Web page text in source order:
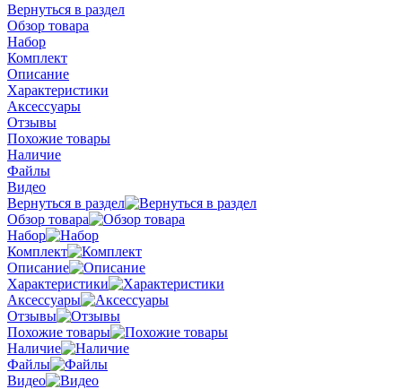
Вернуться в раздел
Обзор товара
Набор
Комплект
Описание
Характеристики
Аксессуары
Отзывы
Похожие товары
Наличие
Файлы
Видео
Вернуться в раздел
Обзор товара
Набор
Комплект
Описание
Характеристики
Аксессуары
Отзывы
Похожие товары
Наличие
Файлы
Видео